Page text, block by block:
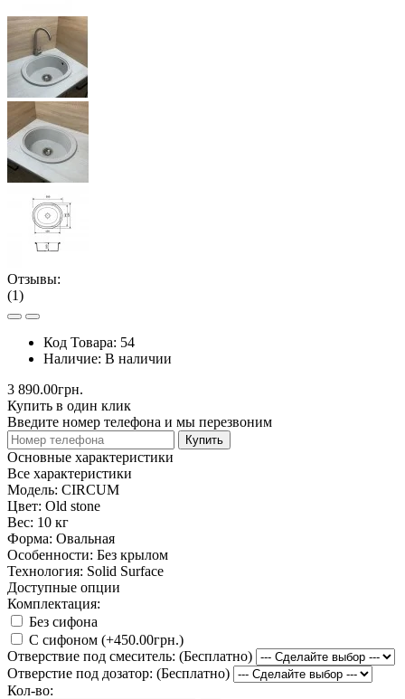
Отзывы:
(1)
Код Товара: 54
Наличие: В наличии
3 890.00грн.
Купить в один клик
Введите номер телефона и мы перезвоним
Купить
Основные характеристики
Все характеристики
Модель: CIRCUM
Цвет: Old stone
Вес: 10 кг
Форма: Овальная
Особенности: Без крылом
Технология: Solid Surface
Доступные опции
Комплектация:
Без сифона
С сифоном (+450.00грн.)
Отверствие под смеситель: (Бесплатно)
Отверстие под дозатор: (Бесплатно)
Кол-во: